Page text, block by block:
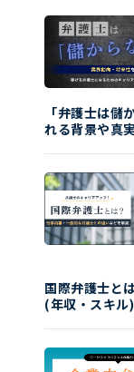
「弁護士は儲
れる背景や真
国際弁護士と
(年収・スキル